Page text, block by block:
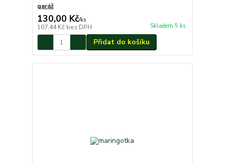
garáž
130,00 Kč/ks
107,44 Kč bez DPH Skladem 5 ks
Přidat do košíku